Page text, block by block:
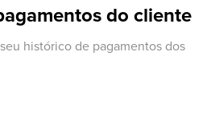
do cliente
histórico de pagamentos dos